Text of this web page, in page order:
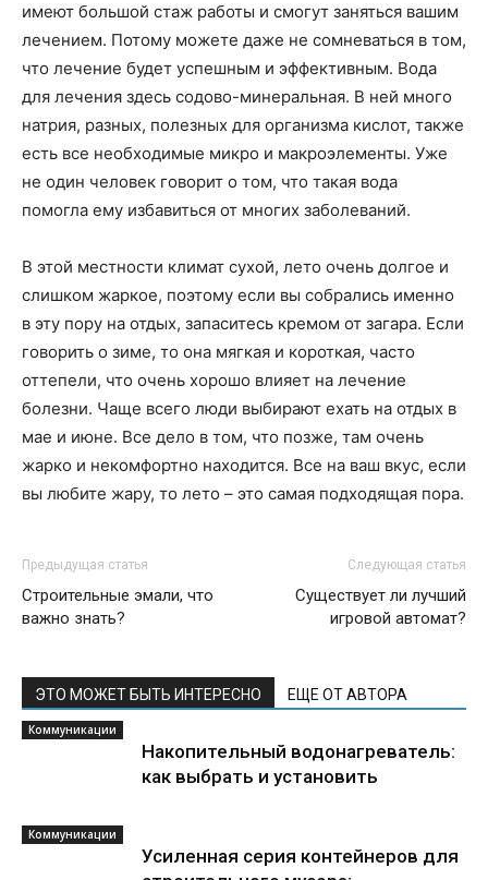
имеют большой стаж работы и смогут заняться вашим
лечением. Потому можете даже не сомневаться в том,
что лечение будет успешным и эффективным. Вода
для лечения здесь содово-минеральная. В ней много
натрия, разных, полезных для организма кислот, также
есть все необходимые микро и макроэлементы. Уже
не один человек говорит о том, что такая вода
помогла ему избавиться от многих заболеваний.
В этой местности климат сухой, лето очень долгое и
слишком жаркое, поэтому если вы собрались именно
в эту пору на отдых, запаситесь кремом от загара. Если
говорить о зиме, то она мягкая и короткая, часто
оттепели, что очень хорошо влияет на лечение
болезни. Чаще всего люди выбирают ехать на отдых в
мае и июне. Все дело в том, что позже, там очень
жарко и некомфортно находится. Все на ваш вкус, если
вы любите жару, то лето – это самая подходящая пора.
Предыдущая статья
Строительные эмали, что
важно знать?
Следующая статья
Существует ли лучший
игровой автомат?
ЭТО МОЖЕТ БЫТЬ ИНТЕРЕСНО ЕЩЕ ОТ АВТОРА
Коммуникации
Накопительный водонагреватель:
как выбрать и установить
Коммуникации
Усиленная серия контейнеров для